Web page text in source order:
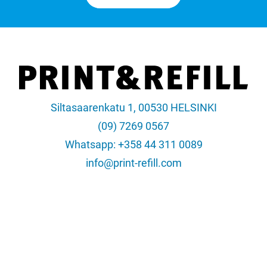
Siltasaarenkatu 1, 00530 HELSINKI
(09) 7269 0567
Whatsapp: +358 44 311 0089
info@print-refill.com